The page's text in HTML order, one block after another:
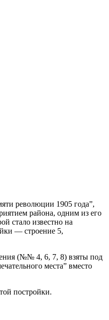
революции 1905 года”,
района, одним из его
стало известно на
— строение 5,
(№№ 4, 6, 7, 8) взяты под
места” вместо
постройки.